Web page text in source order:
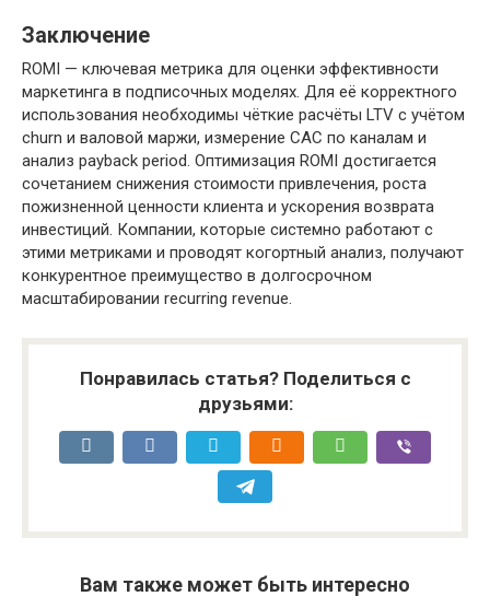
Заключение
ROMI — ключевая метрика для оценки эффективности
маркетинга в подписочных моделях. Для её корректного
использования необходимы чёткие расчёты LTV с учётом
churn и валовой маржи, измерение CAC по каналам и
анализ payback period. Оптимизация ROMI достигается
сочетанием снижения стоимости привлечения, роста
пожизненной ценности клиента и ускорения возврата
инвестиций. Компании, которые системно работают с
этими метриками и проводят когортный анализ, получают
конкурентное преимущество в долгосрочном
масштабировании recurring revenue.
Понравилась статья? Поделиться с
друзьями:
Вам также может быть интересно